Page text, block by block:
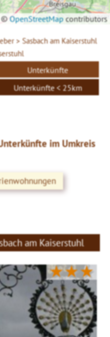
©OpenStreetMapcontributors
> Sasbach am Kaiserstuhl
Unterkünfte
Unterkünfte < 25km
im Umkreis
am Kaiserstuhl
★★★